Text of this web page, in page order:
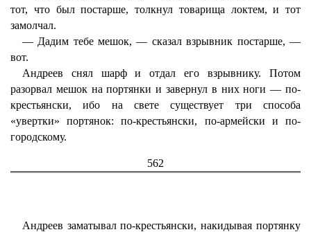
тот, что был постарше, толкнул товарища локтем, и тот
замолчал.
— Дадим тебе мешок, — сказал взрывник постарше, —
вот.
Андреев снял шарф и отдал его взрывнику. Потом
разорвал мешок на портянки и завернул в них ноги — по-
крестьянски, ибо на свете существует три способа
«увертки» портянок: по-крестьянски, по-армейски и по-
городскому.
562
Андреев заматывал по-крестьянски, накидывая портянку